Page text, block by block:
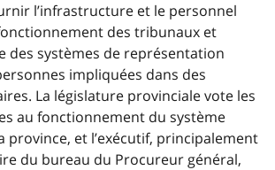
l’infrastructure et le personnel
des tribunaux et
des systèmes de représentation
impliquées dans des
La législature provinciale vote les
au fonctionnement du système
province, et l’exécutif, principalement
du bureau du Procureur général,